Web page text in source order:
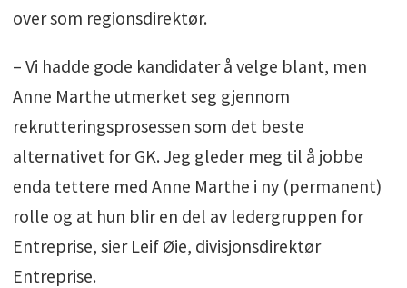
over som regionsdirektør.
– Vi hadde gode kandidater å velge blant, men
Anne Marthe utmerket seg gjennom
rekrutteringsprosessen som det beste
alternativet for GK. Jeg gleder meg til å jobbe
enda tettere med Anne Marthe i ny (permanent)
rolle og at hun blir en del av ledergruppen for
Entreprise, sier Leif Øie, divisjonsdirektør
Entreprise.